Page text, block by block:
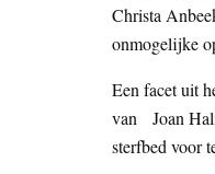
Christa
onmogelijke
Een facet uit
van Joan
sterfbed voor